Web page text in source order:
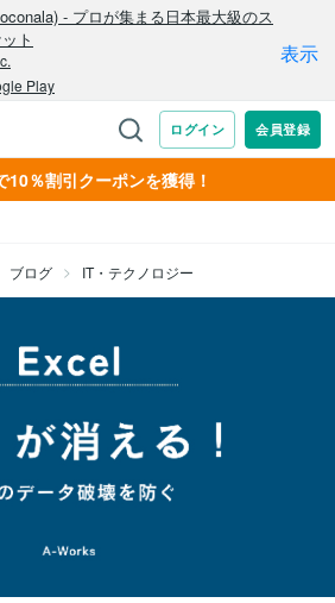
10％割引クーポンを獲得！
ブログ IT・テクノロジー